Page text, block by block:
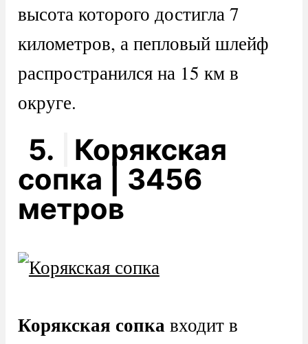
высота которого достигла 7
километров, а пепловый шлейф
распространился на 15 км в
округе.
5.
Корякская
сопка | 3456
метров
Корякская сопка входит в